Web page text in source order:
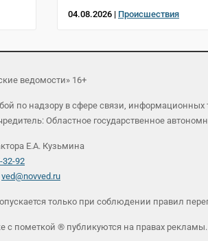
04.08.2026 | Происшествия
ведомости» 16+
по надзору в сфере связи,
Областное государственное
Е.А. Кузьмина
32-92
ved@novved.ru
только при соблюдении правил
с пометкой ® публикуются на правах рекламы.